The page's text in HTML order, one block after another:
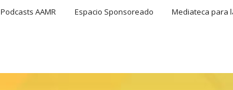
Podcasts AAMR Espacio Sponsoreado Mediateca para